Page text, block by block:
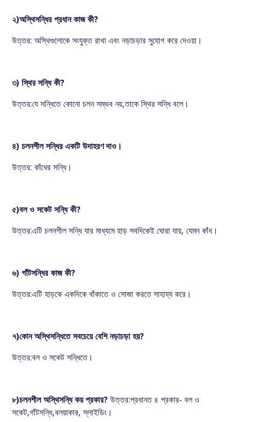
২)অস্থিসন্ধির প্রধান কাজ কী?
উত্তর: অস্থিগুলোকে সংযুক্ত রাখা এবং নড়াচড়ার সুযোগ করে দেওয়া।
৩) স্থির সন্ধি কী?
উত্তর:যে সন্ধিতে কোনো চলন সম্ভব নয়,তাকে স্থির সন্ধি বলে।
৪) চলনশীল সন্ধির একটি উদাহরণ দাও।
উত্তর: কাঁধের সন্ধি।
৫)বল ও সকেট সন্ধি কী?
উত্তর:এটি চলনশীল সন্ধি যার মাধ্যমে হাড় সবদিকেই ঘোরা যায়, যেমন কাঁধ।
৬) গাঁটসন্ধির কাজ কী?
উত্তর:এটি হাড়কে একদিকে বাঁকাতে ও সোজা করতে সাহায্য করে।
৭)কোন অস্থিসন্ধিতে সবচেয়ে বেশি নড়াচড়া হয়?
উত্তর:বল ও সকেট সন্ধিতে।
৮)চলনশীল অস্থিসন্ধি কয় প্রকার? উত্তর:প্রধানত ৪ প্রকার- বল ও
সকেট,গাঁটসন্ধি,বলয়াকার, স্লাইডিং।